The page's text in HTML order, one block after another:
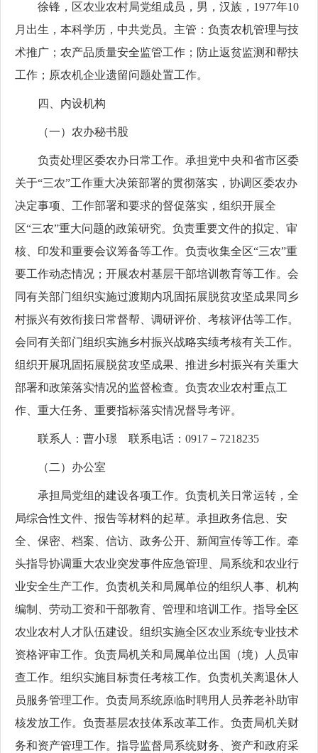
徐锋， 区农业农村局党组成员， 男，汉族，1977年10
月出生，本科学历， 中共党员。 主管：负责农机管理与技
术推广；农产品质量安全监管工作；防止返贫监测和帮扶
工作；原农机企业遗留问题处置工作。
四、内设机构
（一）农办秘书股
负责处理区委农办日常工作。承担党中央和省市区委
关于“三农”工作重大决策部署的贯彻落实，协调区委农办
决定事项、工作部署和要求的督促落实，组织开展全
区“三农”重大问题的政策研究。负责重要文件的拟定、审
核、印发和重要会议筹备等工作。负责收集全区“三农”重
要工作动态情况；开展农村基层干部培训教育等工作。会
同有关部门组织实施过渡期内巩固拓展脱贫攻坚成果同乡
村振兴有效衔接日常督帮、调研评价、考核评估等工作。
会同有关部门组织实施乡村振兴战略实绩考核有关工作。
组织开展巩固拓展脱贫攻坚成果、推进乡村振兴有关重大
部署和政策落实情况的监督检查。负责农业农村重点工
作、重大任务、重要指标落实情况督导考评。
联系人：曹小璟 联系电话：0917－7218235
（二）办公室
承担局党组的建设各项工作。负责机关日常运转，全
局综合性文件、报告等材料的起草。承担政务信息、安
全、保密、档案、信访、政务公开、新闻宣传等工作。牵
头指导协调重大农业突发事件应急管理、局系统和农业行
业安全生产工作。负责机关和局属单位的组织人事、机构
编制、劳动工资和干部教育、管理和培训工作。指导全区
农业农村人才队伍建设。组织实施全区农业系统专业技术
资格评审工作。负责局机关和局属单位出国（境）人员审
查工作。组织实施目标责任考核工作。负责机关离退休人
员服务管理工作。负责局系统原临时聘用人员养老补助审
核发放工作。负责基层农技体系改革工作。负责局机关财
务和资产管理工作。指导监督局系统财务、资产和政府采